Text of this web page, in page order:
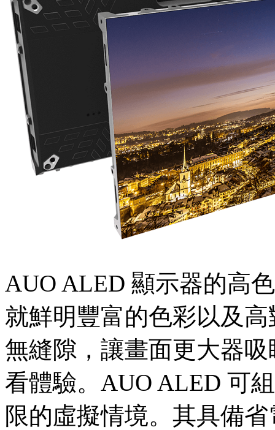
AUO ALED 顯示器的高
就鮮明豐富的色彩以及
無縫隙，讓畫面更大器
看體驗。AUO ALED 可
限的虛擬情境。其具備